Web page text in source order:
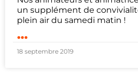
un supplément de
plein air du samedi matin !
...
18 septembre 2019